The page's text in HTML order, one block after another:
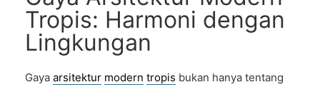
Tropis: Harmoni dengan
Lingkungan
Gaya arsitektur modern tropis bukan hanya tentang